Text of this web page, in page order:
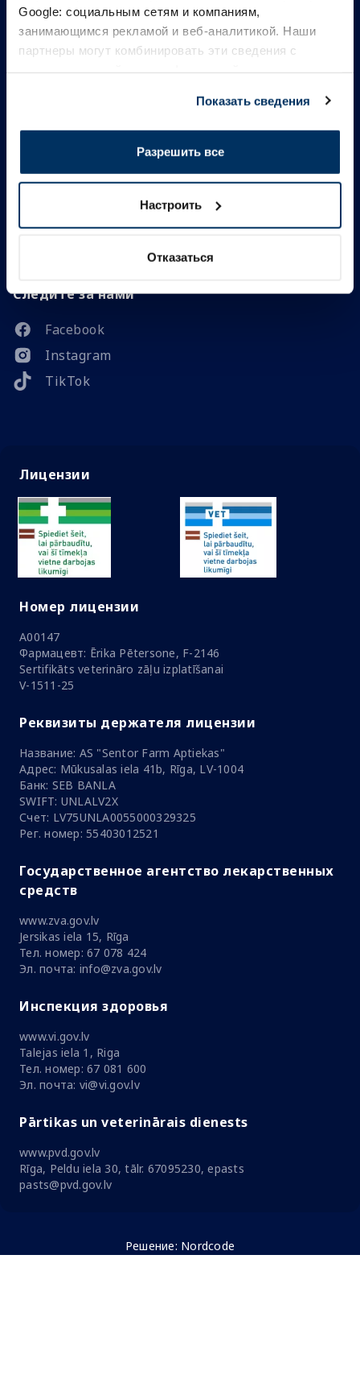
Google: социальным сетям и компаниям,
занимающимся рекламой и веб-аналитикой. Наши
партнеры могут комбинировать эти сведения с
Показать сведения
Разрешить все
Настроить
Отказаться
Информация
Контакты
Следите за нами
Facebook
Instagram
TikTok
Лицензии
Номер лицензии
A00147
Фармацевт: Ērika Pētersone, F-2146
Sertifikāts veterināro zāļu izplatīšanai
V-1511-25
Реквизиты держателя лицензии
Название: AS "Sentor Farm Aptiekas"
Адрес: Mūkusalas iela 41b, Rīga, LV-1004
Банк: SEB BANLA
SWIFT: UNLALV2X
Счет: LV75UNLA0055000329325
Рег. номер: 55403012521
Государственное агентство лекарственных
средств
www.zva.gov.lv
Jersikas iela 15, Rīga
Тел. номер: 67 078 424
Эл. почта: info@zva.gov.lv
Инспекция здоровья
www.vi.gov.lv
Talejas iela 1, Riga
Тел. номер: 67 081 600
Эл. почта: vi@vi.gov.lv
Pārtikas un veterinārais dienests
www.pvd.gov.lv
Rīga, Peldu iela 30, tālr. 67095230, epasts
pasts@pvd.gov.lv
Решение: Nordcode